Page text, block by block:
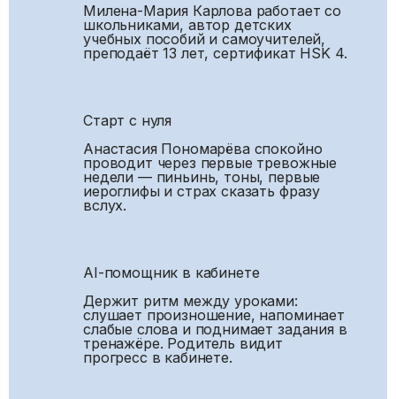
Милена-Мария Карлова работает со
школьниками, автор детских
учебных пособий и самоучителей,
преподаёт 13 лет, сертификат HSK 4.
Старт с нуля
Анастасия Пономарёва спокойно
проводит через первые тревожные
недели — пиньинь, тоны, первые
иероглифы и страх сказать фразу
вслух.
AI-помощник в кабинете
Держит ритм между уроками:
слушает произношение, напоминает
слабые слова и поднимает задания в
тренажёре. Родитель видит
прогресс в кабинете.